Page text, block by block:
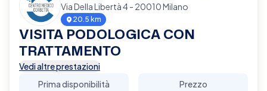
Via Della Libertà 4 - 20010 Milano
20.5 km
VISITA PODOLOGICA CON
TRATTAMENTO
Vedi altre prestazioni
Prima disponibilità
Prezzo